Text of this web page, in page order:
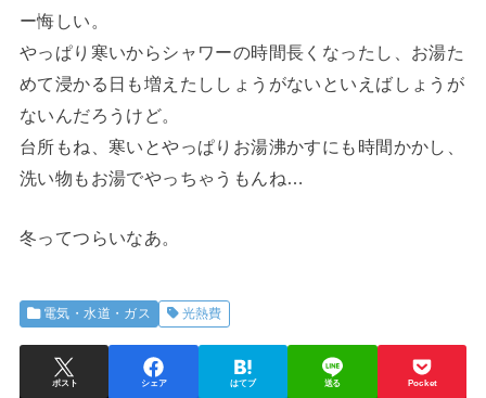
ー悔しい。
やっぱり寒いからシャワーの時間長くなったし、お湯た
めて浸かる日も増えたししょうがないといえばしょうが
ないんだろうけど。
台所もね、寒いとやっぱりお湯沸かすにも時間かかし、
洗い物もお湯でやっちゃうもんね…
冬ってつらいなあ。
電気・水道・ガス 光熱費
ポスト シェア はてブ 送る Pocket